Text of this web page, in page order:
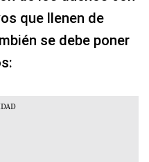
que llenen de
se debe poner